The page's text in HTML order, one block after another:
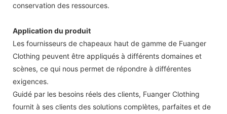
conservation des ressources.
Application du produit
Les fournisseurs de chapeaux haut de gamme de Fuanger
Clothing peuvent être appliqués à différents domaines et
scènes, ce qui nous permet de répondre à différentes
exigences.
Guidé par les besoins réels des clients, Fuanger Clothing
fournit à ses clients des solutions complètes, parfaites et de